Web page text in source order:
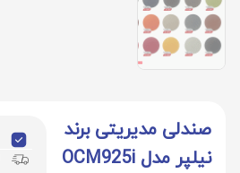
صندلی مدیریتی برند
نیلپر مدل OCM925i